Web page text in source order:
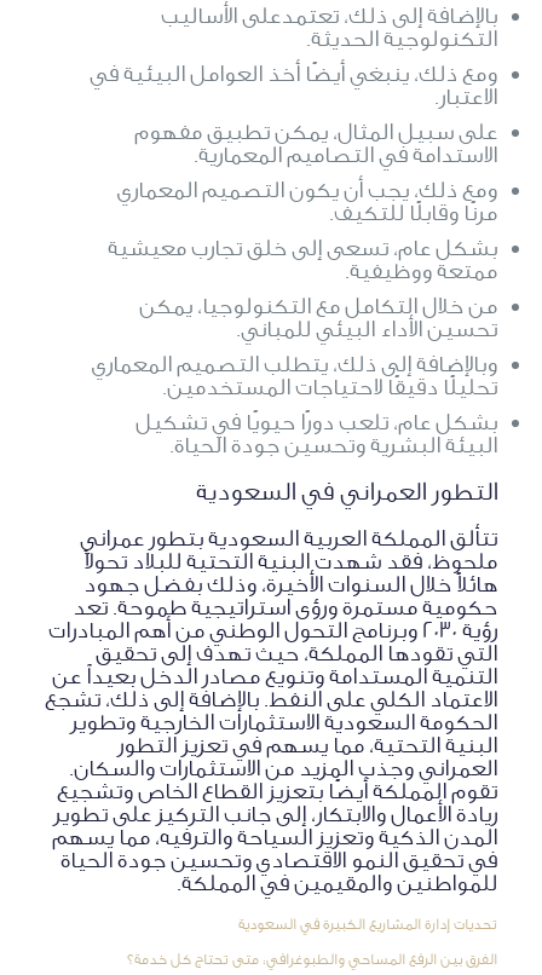
بالإضافة إلى ذلك، تعتمدعلى الأساليب
التكنولوجية الحديثة.
ومع ذلك، ينبغي أيضًا أخذ العوامل البيئية في
الاعتبار.
على سبيل المثال، يمكن تطبيق مفهوم
الاستدامة في التصاميم المعمارية.
ومع ذلك، يجب أن يكون التصميم المعماري
مرنًا وقابلًا للتكيف.
بشكل عام، تسعى إلى خلق تجارب معيشية
ممتعة ووظيفية.
من خلال التكامل مع التكنولوجيا، يمكن
تحسين الأداء البيئي للمباني.
وبالإضافة إلى ذلك، يتطلب التصميم المعماري
تحليلًا دقيقًا لاحتياجات المستخدمين.
بشكل عام، تلعب دورًا حيويًا في تشكيل
البيئة البشرية وتحسين جودة الحياة.
التطور العمراني في السعودية
تتألق المملكة العربية السعودية بتطور عمراني
ملحوظ، فقد شهدت البنية التحتية للبلاد تحولاً
هائلاً خلال السنوات الأخيرة، وذلك بفضل جهود
حكومية مستمرة ورؤى استراتيجية طموحة. تعد
رؤية 2030 وبرنامج التحول الوطني من أهم المبادرات
التي تقودها المملكة، حيث تهدف إلى تحقيق
التنمية المستدامة وتنويع مصادر الدخل بعيداً عن
الاعتماد الكلي على النفط. بالإضافة إلى ذلك، تشجع
الحكومة السعودية الاستثمارات الخارجية وتطوير
البنية التحتية، مما يسهم في تعزيز التطور
العمراني وجذب المزيد من الاستثمارات والسكان.
تقوم المملكة أيضًا بتعزيز القطاع الخاص وتشجيع
ريادة الأعمال والابتكار، إلى جانب التركيز على تطوير
المدن الذكية وتعزيز السياحة والترفيه، مما يسهم
في تحقيق النمو الاقتصادي وتحسين جودة الحياة
للمواطنين والمقيمين في المملكة.
تحديات إدارة المشاريع الكبيرة في السعودية
الفرق بين الرفع المساحي والطبوغرافي: متى تحتاج كل خدمة؟